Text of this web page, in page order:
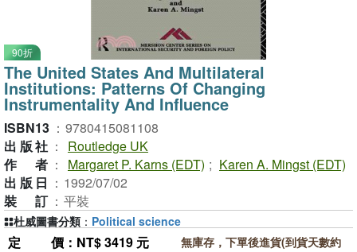
90折
The United States And Multilateral
Institutions: Patterns Of Changing
Instrumentality And Influence
ISBN13 ： 9780415081108
出版社 ：
Routledge UK
作者 ： Margaret P. Karns (EDT) ; Karen A. Mingst (EDT)
出版日 ： 1992/07/02
裝訂 ： 平裝
定價 ：NT$ 3419 元
無庫存，下單後進貨(到貨天數約
杜威圖書分類 ： Political science